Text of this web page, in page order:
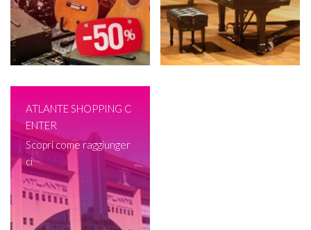
ATLANTE SHOPPING C
ENTER
Scopri come raggiunger
ci